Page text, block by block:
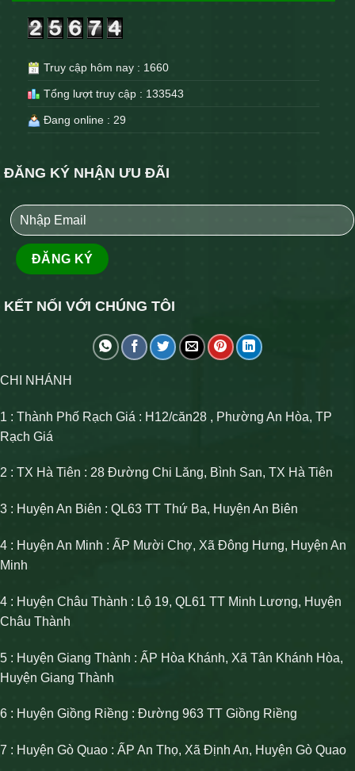
Truy cập hôm nay : 1660
Tổng lượt truy cập : 133543
Đang online : 29
ĐĂNG KÝ NHẬN ƯU ĐÃI
KẾT NỐI VỚI CHÚNG TÔI
CHI NHÁNH
1 : Thành Phố Rạch Giá : H12/căn28 , Phường An Hòa, TP
Rạch Giá
2 : TX Hà Tiên : 28 Đường Chi Lăng, Bình San, TX Hà Tiên
3 : Huyện An Biên : QL63 TT Thứ Ba, Huyện An Biên
4 : Huyện An Minh : ẤP Mười Chợ, Xã Đông Hưng, Huyện An
Minh
4 : Huyện Châu Thành : Lộ 19, QL61 TT Minh Lương, Huyện
Châu Thành
5 : Huyện Giang Thành : ẤP Hòa Khánh, Xã Tân Khánh Hòa,
Huyện Giang Thành
6 : Huyện Giồng Riềng : Đường 963 TT Giồng Riềng
7 : Huyện Gò Quao : ẤP An Thọ, Xã Định An, Huyện Gò Quao